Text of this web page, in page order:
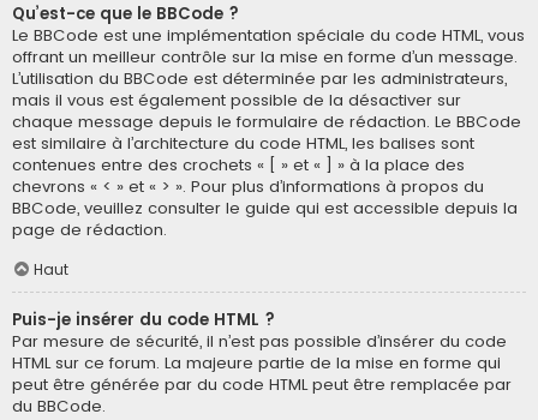
Qu’est-ce que le BBCode ?
Le BBCode est une implémentation spéciale du code HTML, vous
offrant un meilleur contrôle sur la mise en forme d’un message.
L’utilisation du BBCode est déterminée par les administrateurs,
mais il vous est également possible de la désactiver sur
chaque message depuis le formulaire de rédaction. Le BBCode
est similaire à l’architecture du code HTML, les balises sont
contenues entre des crochets « [ » et « ] » à la place des
chevrons « < » et « > ». Pour plus d’informations à propos du
BBCode, veuillez consulter le guide qui est accessible depuis la
page de rédaction.
Haut
Puis-je insérer du code HTML ?
Par mesure de sécurité, il n’est pas possible d’insérer du code
HTML sur ce forum. La majeure partie de la mise en forme qui
peut être générée par du code HTML peut être remplacée par
du BBCode.